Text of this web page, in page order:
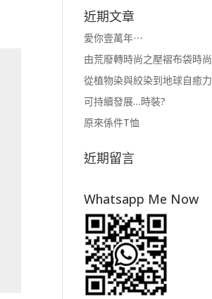
近期文章
愛你壹萬年⋯
由荒廢轉時尚之壓褶布袋時尚
從植物染與絞染到地球自癒力
可持續發展…時裝?
原來係件T恤
近期留言
Whatsapp Me Now